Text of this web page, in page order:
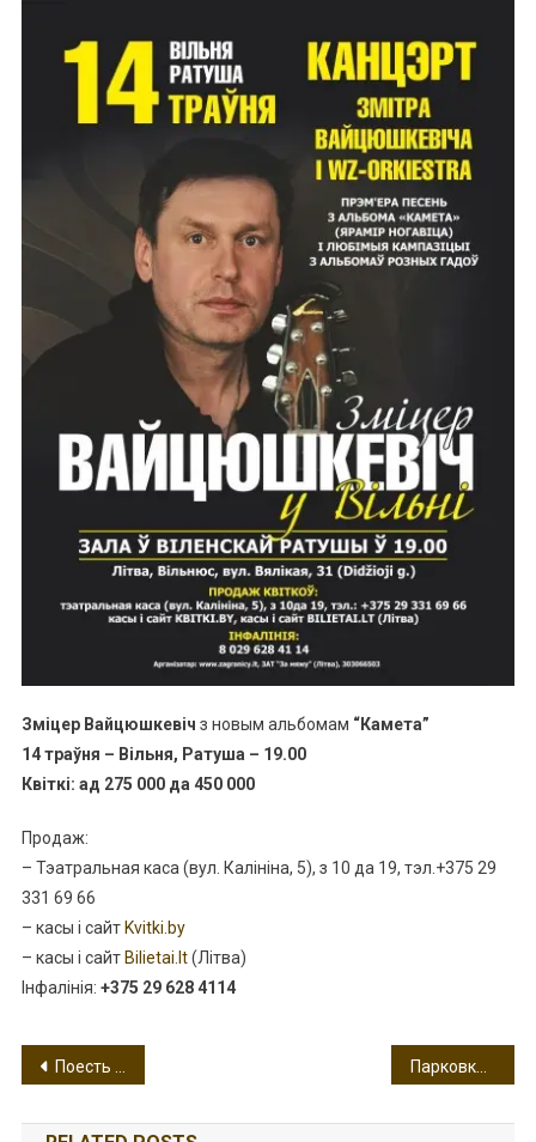
Зміцер Вайцюшкевіч з новым альбомам “Камета”
14 траўня – Вільня, Ратуша – 19.00
Квіткі: ад 275 000 да 450 000
Продаж:
– Тэатральная каса (вул. Калініна, 5), з 10 да 19, тэл.+375 29
331 69 66
– касы і сайт Kvitki.by
– касы і сайт Bilietai.lt(Літва)
Інфалінія: +375 29 628 4114
Навигация
по
Поесть в Вильнюсе: Boom burgers